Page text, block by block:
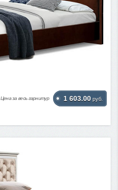
Цена за весь гарнитур 1 603.00 руб.